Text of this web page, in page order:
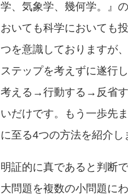
学、気象学、幾何学。』
おいても科学においても
つを意識しておりますが
ステップを考えずに遂行
考える→行動する→反省す
いだけです。もう一歩先
に至る4つの方法を紹介し
明証的に真であると判断
大問題を複数の小問題に